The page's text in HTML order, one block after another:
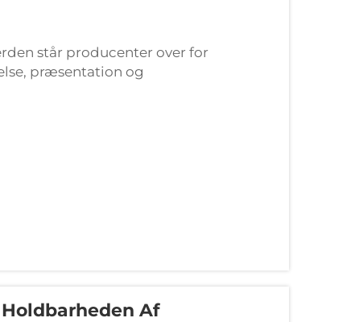
står producenter over for
præsentation og
blæseemballageløsninger og
emballagebranchen...
Af